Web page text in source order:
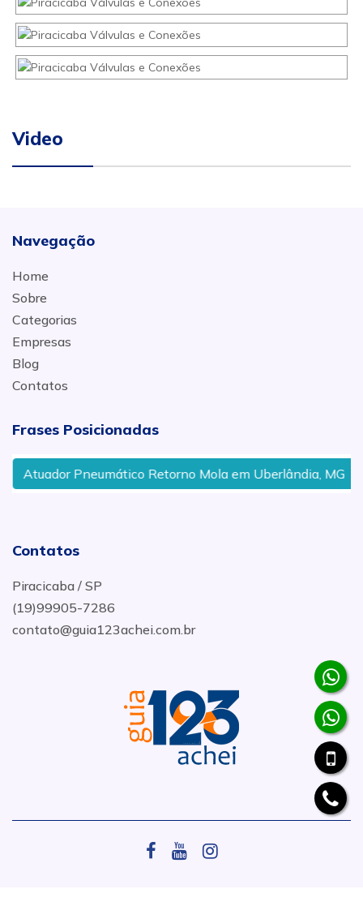
Video
Navegação
Home
Sobre
Categorias
Empresas
Blog
Contatos
Frases Posicionadas
Atuador Pneumático Retorno Mola em Uberlândia, MG
Contatos
Piracicaba / SP
(19)99905-7286
contato@guia123achei.com.br